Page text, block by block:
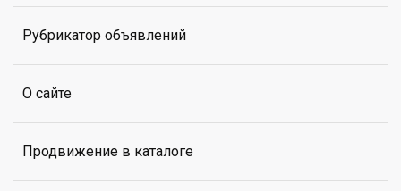
Рубрикатор объявлений
О сайте
Продвижение в каталоге